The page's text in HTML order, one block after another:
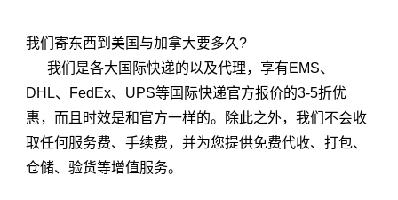
我们寄东西到美国与加拿大要多久?
我们是各大国际快递的以及代理，享有EMS、
DHL、FedEx、UPS等国际快递官方报价的3-5折优
惠，而且时效是和官方一样的。除此之外，我们不会收
取任何服务费、手续费，并为您提供免费代收、打包、
仓储、验货等增值服务。